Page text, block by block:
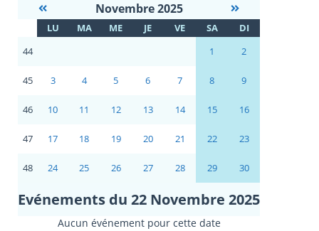
Novembre 2025
LU MA ME JE VE SA
DI
44
1 2
45 3 4 5 6 7 8 9
46 10 11 12 13 14 15 16
47 17 18 19 20 21 22 23
48 24 25 26 27 28 29 30
Evénements du 22 Novembre 2025
Aucun événement pour cette date